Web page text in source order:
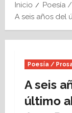
Inicio
Poesía
A seis años del
Poesía /
A seis
último